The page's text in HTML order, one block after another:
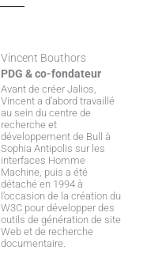
Vincent Bouthors
PDG & co-fondateur
Avant de créer Jalios,
Vincent a d’abord travaillé
au sein du centre de
recherche et
développement de Bull à
Sophia Antipolis sur les
interfaces Homme
Machine, puis a été
détaché en 1994 à
l’occasion de la création du
W3C pour développer des
outils de génération de site
Web et de recherche
documentaire.